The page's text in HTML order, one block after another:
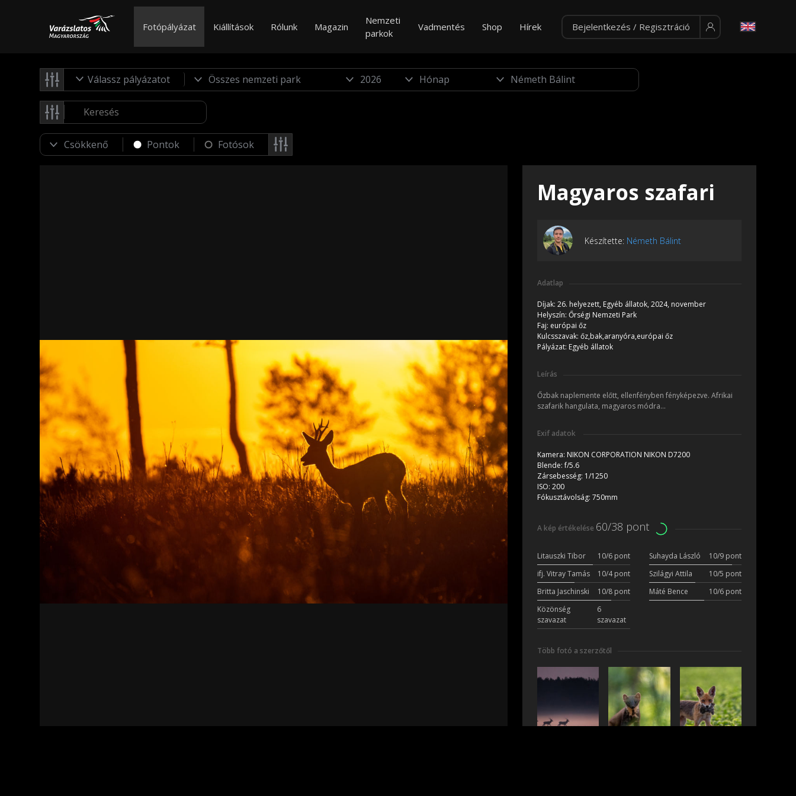
Fotópályázat Kiállítások Rólunk Magazin
Nemzeti
parkok
Vadmentés Shop Hírek Bejelentkezés / Regisztráció
Válassz pályázatot
Pontok Fotósok
Magyaros szafari
Készítette: Németh Bálint
Adatlap
Díjak: 26. helyezett, Egyéb állatok, 2024, november
Helyszín: Őrségi Nemzeti Park
Faj: európai őz
Kulcsszavak: őz,bak,aranyóra,európai őz
Pályázat: Egyéb állatok
Leírás
Őzbak naplemente előtt, ellenfényben fényképezve. Afrikai
szafarik hangulata, magyaros módra...
Exif adatok
Kamera: NIKON CORPORATION NIKON D7200
Blende:f/5.6
Zársebesség: 1/1250
ISO: 200
Fókusztávolság: 750mm
A kép értékelése 60/38 pont
Litauszki Tibor 10/6 pont Suhayda László
10/9 pont
ifj. Vitray Tamás
10/4 pont Szilágyi Attila
10/5 pont
Britta Jaschinski
10/8 pont Máté Bence
10/6 pont
Közönség
szavazat
6
szavazat
Több fotó a szerzőtől